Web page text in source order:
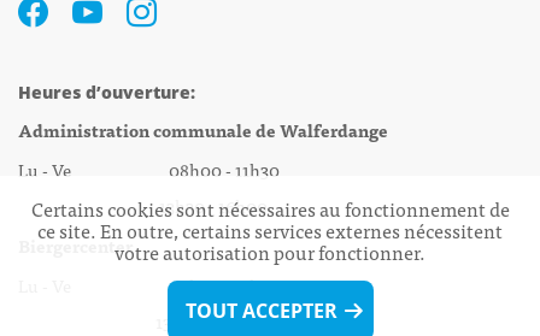
Heures d’ouverture:
Administration communale de Walferdange
Lu - Ve 08h00 - 11h30
13h30 - 16h00
Biergercenter
Lu - Ve 08h00 - 11h30
13h30 - 16h00
Certains cookies sont nécessaires au fonctionnement de
ce site. En outre, certains services externes nécessitent
votre autorisation pour fonctionner.
TOUT ACCEPTER